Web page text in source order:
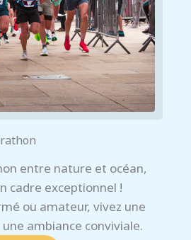
entre nature et océan,
cadre exceptionnel !
ou amateur, vivez une
ambiance conviviale.